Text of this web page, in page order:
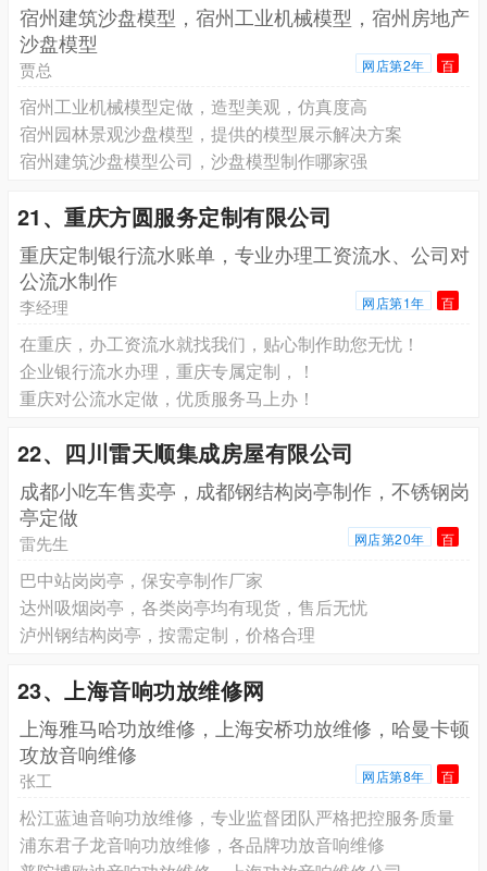
宿州建筑沙盘模型，宿州工业机械模型，宿州房地产
沙盘模型
贾总 网店第2年 百
宿州工业机械模型定做，造型美观，仿真度高
宿州园林景观沙盘模型，提供的模型展示解决方案
宿州建筑沙盘模型公司，沙盘模型制作哪家强
21、重庆方圆服务定制有限公司
重庆定制银行流水账单，专业办理工资流水、公司对
公流水制作
李经理 网店第1年 百
在重庆，办工资流水就找我们，贴心制作助您无忧！
企业银行流水办理，重庆专属定制，！
重庆对公流水定做，优质服务马上办！
22、四川雷天顺集成房屋有限公司
成都小吃车售卖亭，成都钢结构岗亭制作，不锈钢岗
亭定做
雷先生 网店第20年 百
巴中站岗岗亭，保安亭制作厂家
达州吸烟岗亭，各类岗亭均有现货，售后无忧
泸州钢结构岗亭，按需定制，价格合理
23、上海音响功放维修网
上海雅马哈功放维修，上海安桥功放维修，哈曼卡顿
攻放音响维修
张工 网店第8年 百
松江蓝迪音响功放维修，专业监督团队严格把控服务质量
浦东君子龙音响功放维修，各品牌功放音响维修